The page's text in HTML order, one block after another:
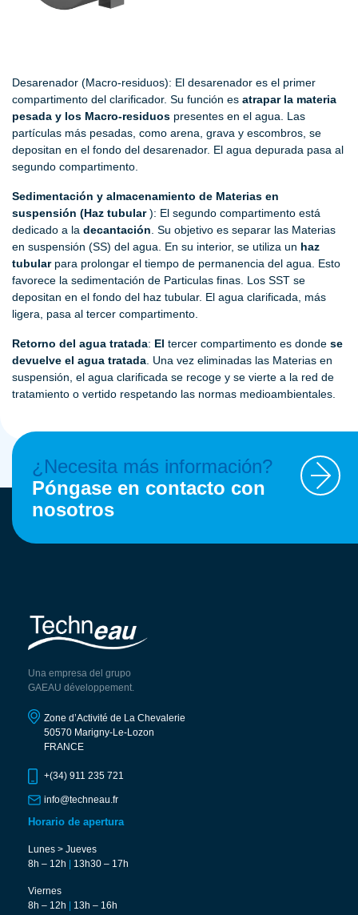
Desarenador (Macro-residuos): El desarenador es el primer
compartimento del clarificador. Su función es atrapar la materia
pesada y los Macro-residuos presentes en el agua. Las
partículas más pesadas, como arena, grava y escombros, se
depositan en el fondo del desarenador. El agua depurada pasa al
segundo compartimento.
Sedimentación y almacenamiento de Materias en
suspensión (Haz tubular): El segundo compartimento está
dedicado a la decantación . Su objetivo es separar las Materias
en suspensión (SS) del agua. En su interior, se utiliza un haz
tubularpara prolongar el tiempo de permanencia del agua. Esto
favorece la sedimentación de Particulas finas. Los SST se
depositan en el fondo del haz tubular. El agua clarificada, más
ligera, pasa al tercer compartimento.
Retorno del agua tratada: El tercer compartimento es donde se
devuelve el agua tratada . Una vez eliminadas las Materias en
suspensión, el agua clarificada se recoge y se vierte a la red de
tratamiento o vertido respetando las normas medioambientales.
¿Necesita más información?
Póngase en contacto con
nosotros
Una empresa del grupo
GAEAU développement.
Zone d’Activité de La Chevalerie
50570 Marigny-Le-Lozon
FRANCE
+(34) 911 235 721
info@techneau.fr
Horario de apertura
Lunes > Jueves
8h – 12h
13h30 – 17h
Viernes
8h – 12h
13h – 16h